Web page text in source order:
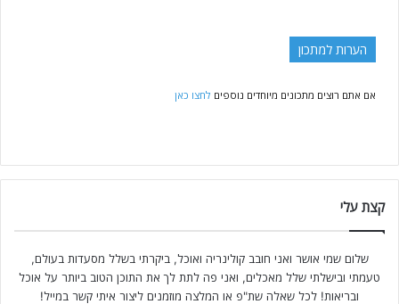
הערות למתכון
אם אתם רוצים מתכונים מיוחדים נוספים לחצו כאן
קצת עלי
שלום שמי אושר ואני חובב קולינריה ואוכל, ביקרתי בשלל מסעדות בעולם,
טעמתי ובישלתי שלל מאכלים, ואני פה לתת לך את התוכן הטוב ביותר על אוכל
ובריאות! לכל שאלה שת"פ או המלצה מוזמנים ליצור איתי קשר במייל!